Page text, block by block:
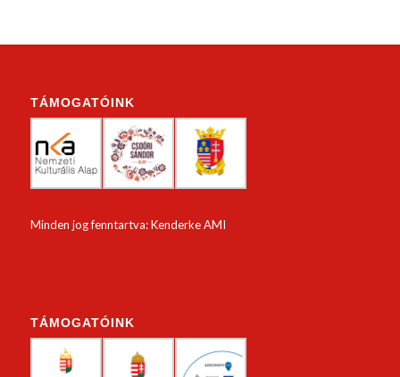
TÁMOGATÓINK
Minden jog fenntartva: Kenderke AMI
TÁMOGATÓINK